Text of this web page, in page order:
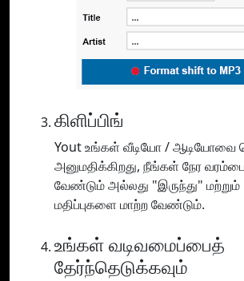
கிளிப்பிங்
Yout உங்கள் வீடியோ / ஆடியோவை
அனுமதிக்கிறது, நீங்கள் நேர
வேண்டும் அல்லது "இருந்து" மற்றும்
மதிப்புகளை மாற்ற வேண்டும்.
உங்கள் வடிவமைப்பைத்
தேர்ந்தெடுக்கவும்